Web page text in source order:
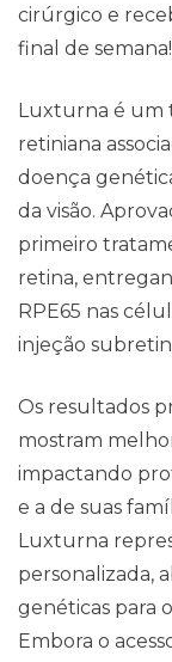
cirúrgico e
final de semana!
Luxturna é um
retiniana
doença
da visão.
primeiro
retina,
RPE65 nas
injeção
Os resultados
mostram
impactando
e a de suas
Luxturna
personalizada,
genéticas para
Embora o